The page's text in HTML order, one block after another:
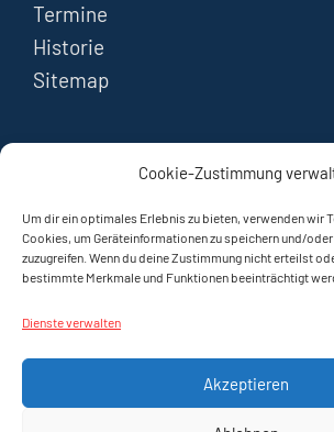
Cookie-Zustimmung
Um dir ein optimales Erlebnis zu bieten, verwenden wir
Cookies, um Geräteinformationen zu speichern und/
zuzugreifen. Wenn du deine Zustimmung nicht erteilst
bestimmte Merkmale und Funktionen beeinträchtigt
Dienste verwalten
Akzeptieren
Termine
Historie
Sitemap
Instagram
YouTube